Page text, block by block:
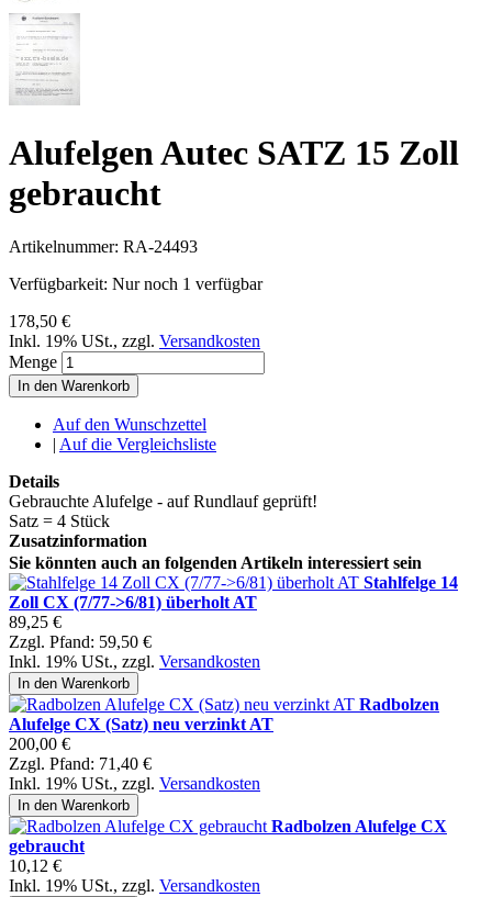
Alufelgen Autec SATZ 15 Zoll
gebraucht
Artikelnummer: RA-24493
Verfügbarkeit: Nur noch 1 verfügbar
178,50 €
Inkl. 19% USt., zzgl. Versandkosten
Menge
In den Warenkorb
Auf den Wunschzettel
| Auf die Vergleichsliste
Details
Gebrauchte Alufelge - auf Rundlauf geprüft!
Satz = 4 Stück
Zusatzinformation
Sie könnten auch an folgenden Artikeln interessiert sein
Stahlfelge 14
Zoll CX (7/77->6/81) überholt AT
89,25 €
Zzgl. Pfand: 59,50 €
Inkl. 19% USt., zzgl. Versandkosten
In den Warenkorb
Radbolzen
Alufelge CX (Satz) neu verzinkt AT
200,00 €
Zzgl. Pfand: 71,40 €
Inkl. 19% USt., zzgl. Versandkosten
In den Warenkorb
Radbolzen Alufelge CX
gebraucht
10,12 €
Inkl. 19% USt., zzgl. Versandkosten